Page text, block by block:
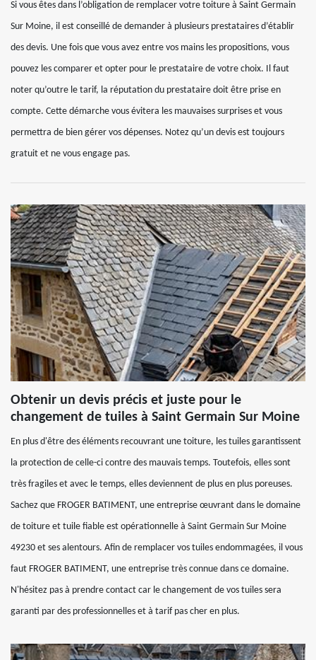
Si vous êtes dans l’obligation de remplacer votre toiture à Saint Germain
Sur Moine, il est conseillé de demander à plusieurs prestataires d’établir
des devis. Une fois que vous avez entre vos mains les propositions, vous
pouvez les comparer et opter pour le prestataire de votre choix. Il faut
noter qu’outre le tarif, la réputation du prestataire doit être prise en
compte. Cette démarche vous évitera les mauvaises surprises et vous
permettra de bien gérer vos dépenses. Notez qu’un devis est toujours
gratuit et ne vous engage pas.
Obtenir un devis précis et juste pour le
changement de tuiles à Saint Germain Sur Moine
En plus d'être des éléments recouvrant une toiture, les tuiles garantissent
la protection de celle-ci contre des mauvais temps. Toutefois, elles sont
très fragiles et avec le temps, elles deviennent de plus en plus poreuses.
Sachez que FROGER BATIMENT, une entreprise œuvrant dans le domaine
de toiture et tuile fiable est opérationnelle à Saint Germain Sur Moine
49230 et ses alentours. Afin de remplacer vos tuiles endommagées, il vous
faut FROGER BATIMENT, une entreprise très connue dans ce domaine.
N'hésitez pas à prendre contact car le changement de vos tuiles sera
garanti par des professionnelles et à tarif pas cher en plus.